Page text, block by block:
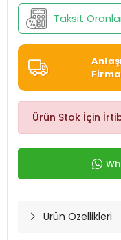
Taksit
Ürün Stok İçin
Ürün Özellikleri